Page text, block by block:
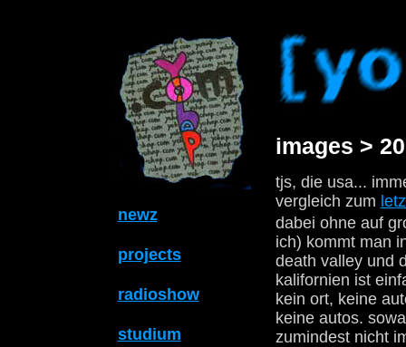
newz
projects
radioshow
studium
images >
tjs, die usa...
vergleich zum
dabei ohne auf
ich) kommt man
death valley und
kalifornien ist
kein ort, keine
keine autos.
zumindest nicht